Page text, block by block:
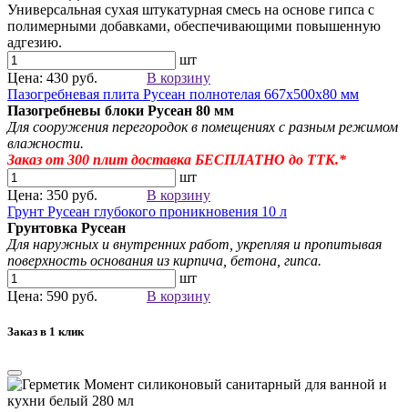
Универсальная сухая штукатурная смесь на основе гипса с
полимерными добавками, обеспечивающими повышенную
адгезию.
шт
Цена: 430 руб.
В корзину
Пазогребневая плита Русеан полнотелая 667х500х80 мм
Пазогребневы блоки Русеан 80 мм
Для сооружения перегородок в помещениях с разным режимом
влажности.
Заказ от 300 плит доставка БЕСПЛАТНО до ТТК.*
шт
Цена: 350 руб.
В корзину
Грунт Русеан глубокого проникновения 10 л
Грунтовка Русеан
Для наружных и внутренних работ, укрепляя и пропитывая
поверхность основания из кирпича, бетона, гипса.
шт
Цена: 590 руб.
В корзину
Заказ в 1 клик